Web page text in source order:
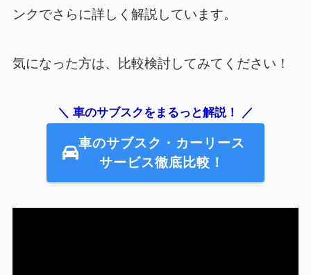
ンクでさらに詳しく解説しています。
気になった方は、比較検討してみてください！
＼ 車のサブスクをまるっと解説！ ／
車のサブスク・カーリース
サービス徹底比較！